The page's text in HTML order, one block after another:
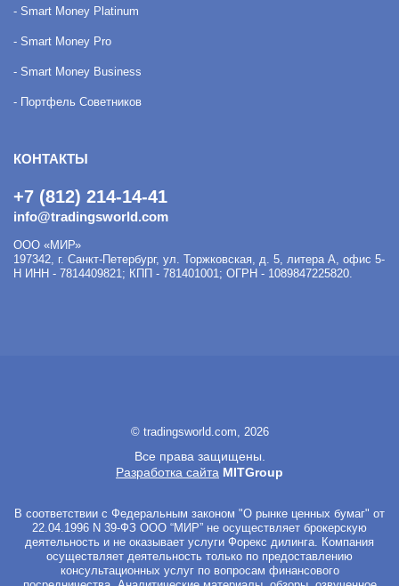
- Smart Money Platinum
- Smart Money Pro
- Smart Money Business
- Портфель Советников
КОНТАКТЫ
+7 (812) 214-14-41
info@tradingsworld.com
ООО «МИР»
197342, г. Санкт-Петербург, ул. Торжковская, д. 5, литера А, офис 5-
Н ИНН - 7814409821; КПП - 781401001; ОГРН - 1089847225820.
© tradingsworld.com, 2026
Все права защищены.
Разработка сайта MITGroup
В соответствии с Федеральным законом "О рынке ценных бумаг" от
22.04.1996 N 39-ФЗ ООО “МИР” не осуществляет брокерскую
деятельность и не оказывает услуги Форекс дилинга. Компания
осуществляет деятельность только по предоставлению
консультационных услуг по вопросам финансового